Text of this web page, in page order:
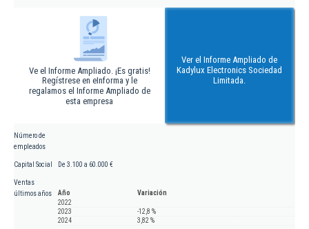
Ve el Informe Ampliado. ¡Es gratis!
Regístrese en eInforma y le
regalamos el Informe Ampliado de
esta empresa
Ver el Informe Ampliado de
Kadylux Electronics Sociedad
Limitada.
Número de
empleados
Capital Social De 3.100 a 60.000 €
Ventas
últimos años
Año
Variación
2022
2023
-12,8 %
2024
3,82 %